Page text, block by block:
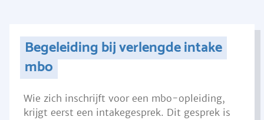
Begeleiding bij verlengde intake
mbo
Wie zich inschrijft voor een mbo-opleiding,
krijgt eerst een intakegesprek. Dit gesprek is